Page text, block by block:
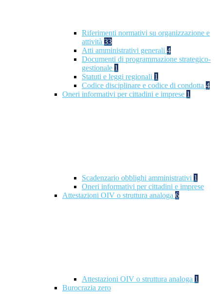
Riferimenti normativi su organizzazione e
attività 33
Atti amministrativi generali 4
Documenti di programmazione strategico-
gestionale 1
Statuti e leggi regionali 1
Codice disciplinare e codice di condotta 4
Oneri informativi per cittadini e imprese 1
Scadenzario obblighi amministrativi 1
Oneri informativi per cittadini e imprese
Attestazioni OIV o struttura analoga 6
Attestazioni OIV o struttura analoga 1
Burocrazia zero